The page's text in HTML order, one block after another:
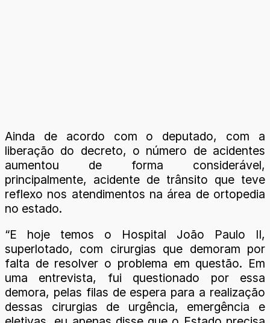
Ainda de acordo com o deputado, com a
liberação do decreto, o número de acidentes
aumentou de forma considerável,
principalmente, acidente de trânsito que teve
reflexo nos atendimentos na área de ortopedia
no estado.
“E hoje temos o Hospital João Paulo II,
superlotado, com cirurgias que demoram por
falta de resolver o problema em questão. Em
uma entrevista, fui questionado por essa
demora, pelas filas de espera para a realização
dessas cirurgias de urgência, emergência e